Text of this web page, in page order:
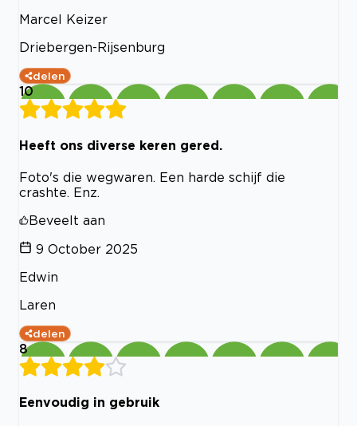
Marcel Keizer
Driebergen-Rijsenburg
delen
10
Heeft ons diverse keren gered.
Foto's die wegwaren. Een harde schijf die
crashte. Enz.
Beveelt aan
9 October 2025
Edwin
Laren
delen
8
Eenvoudig in gebruik